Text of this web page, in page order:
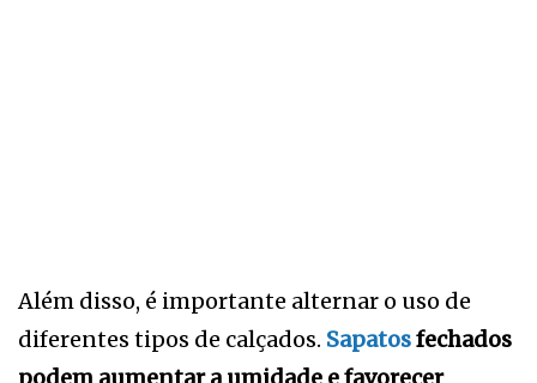
Além disso, é importante alternar o uso de
diferentes tipos de calçados. Sapatosfechados